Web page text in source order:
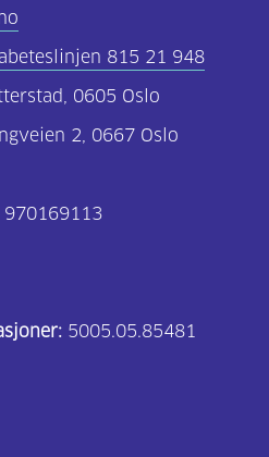
815 21 948
0605 Oslo
2, 0667 Oslo
970169113
5005.05.85481